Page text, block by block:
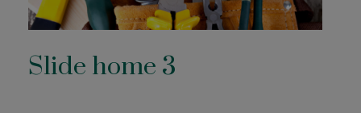
Slide home 3